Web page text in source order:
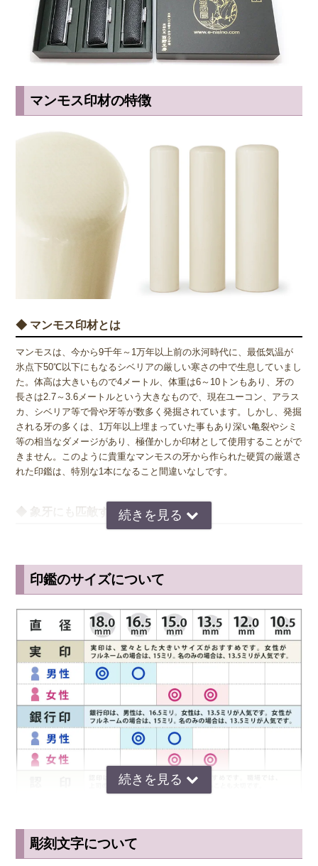
マンモス印材の特徴
◆ マンモス印材とは
マンモスは、今から9千年～1万年以上前の氷河時代に、最低気温が
氷点下50℃以下にもなるシベリアの厳しい寒さの中で生息していまし
た。体高は大きいもので4メートル、体重は6～10トンもあり、牙の
長さは2.7～3.6メートルという大きなもので、現在ユーコン、アラス
カ、シベリア等で骨や牙等が数多く発掘されています。しかし、発掘
される牙の多くは、1万年以上埋まっていた事もあり深い亀裂やシミ
等の相当なダメージがあり、極僅かしか印材として使用することがで
きません。このように貴重なマンモスの牙から作られた硬質の厳選さ
れた印鑑は、特別な1本になること間違いなしです。
◆ 象牙にも匹敵する品質
然材ですので商品写真と色や模様が違う場合がありますので、予めご
◆ お手入れ
側面は、オリーブオイルなどで磨くことで長持ちします。印面のお手
入れの際には、硬いもので強く擦ってしまうと傷んでしまいますの
で、柔らかい布か紙で拭ってください。朱肉の汚れがひどい場合は、
折り畳んだ柔らかい布か紙に油（サラダ油）をひたし、この上で繰り
返し印面をを軽く叩くようにすると古く固まっていた朱肉のかすやご
みを取り除くことができます。あとは、柔らかい布か紙で拭えば印面
のお掃除の完了です。
ウェットティッシュで拭くのは印面を保護する朱が剥がれてしまいま
印鑑のサイズについて
サイズ選びのアドバイス
彫刻文字について